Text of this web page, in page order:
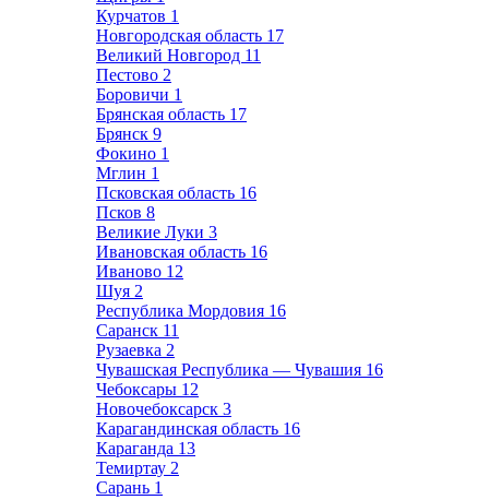
Курчатов 1
Новгородская область 17
Великий Новгород 11
Пестово 2
Боровичи 1
Брянская область 17
Брянск 9
Фокино 1
Мглин 1
Псковская область 16
Псков 8
Великие Луки 3
Ивановская область 16
Иваново 12
Шуя 2
Республика Мордовия 16
Саранск 11
Рузаевка 2
Чувашская Республика — Чувашия 16
Чебоксары 12
Новочебоксарск 3
Карагандинская область 16
Караганда 13
Темиртау 2
Сарань 1